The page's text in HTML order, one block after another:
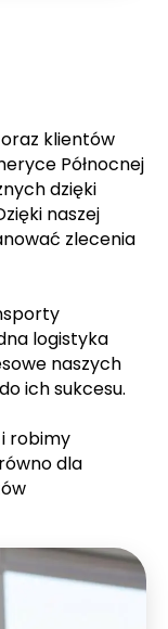
klientów
Północnej
dzięki
naszej
zlecenia
logistyka
naszych
ich sukcesu.
i robimy
dla